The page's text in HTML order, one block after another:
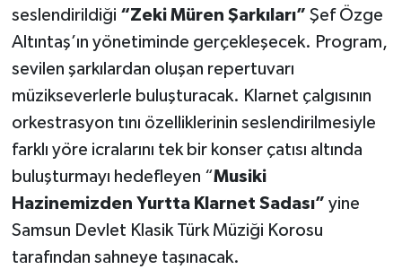
seslendirildiği “Zeki Müren Şarkıları” Şef Özge
Altıntaş’ın yönetiminde gerçekleşecek. Program,
sevilen şarkılardan oluşan repertuvarı
müzikseverlerle buluşturacak. Klarnet çalgısının
orkestrasyon tını özelliklerinin seslendirilmesiyle
farklı yöre icralarını tek bir konser çatısı altında
buluşturmayı hedefleyen “Musiki
Hazinemizden Yurtta Klarnet Sadası” yine
Samsun Devlet Klasik Türk Müziği Korosu
tarafından sahneye taşınacak.